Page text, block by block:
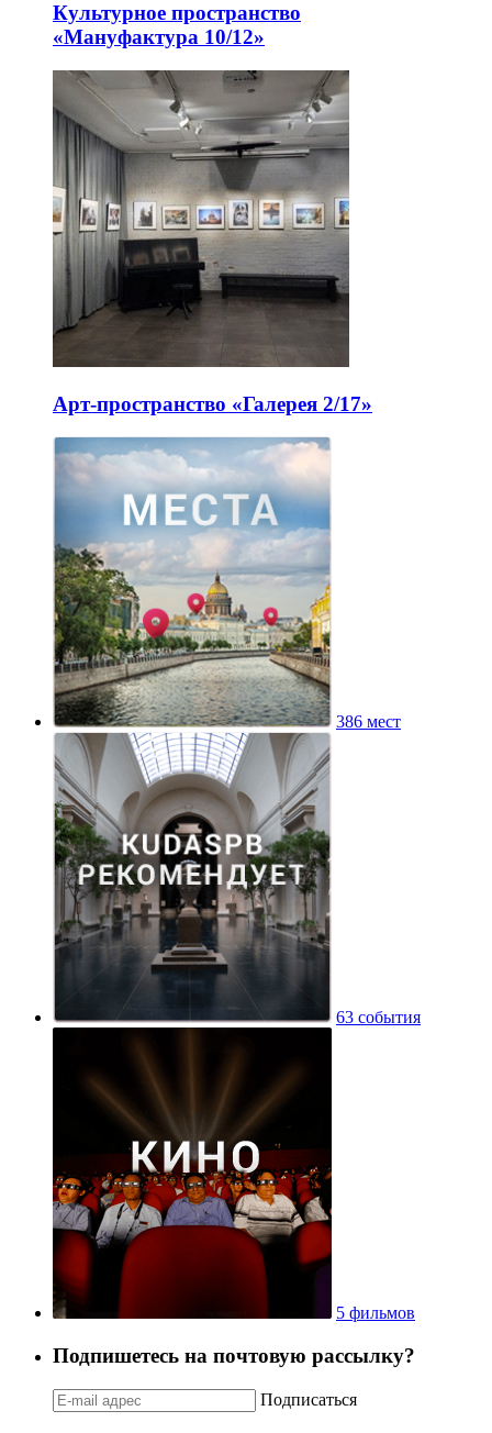
Культурное пространство
«Мануфактура 10/12»
Арт-пространство «Галерея 2/17»
386 мест
63 события
5 фильмов
Подпишетесь на почтовую рассылку?
Подписаться